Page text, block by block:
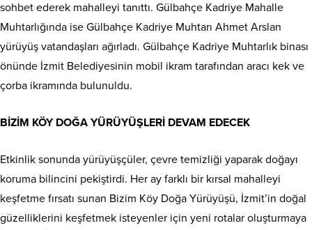
sohbet ederek mahalleyi tanıttı. Gülbahçe Kadriye Mahalle
Muhtarlığında ise Gülbahçe Kadriye Muhtarı Ahmet Arslan
yürüyüş vatandaşları ağırladı. Gülbahçe Kadriye Muhtarlık binası
önünde İzmit Belediyesinin mobil ikram tarafından aracı kek ve
çorba ikramında bulunuldu.
BİZİM KÖY DOĞA YÜRÜYÜŞLERİ DEVAM EDECEK
Etkinlik sonunda yürüyüşçüler, çevre temizliği yaparak doğayı
koruma bilincini pekiştirdi. Her ay farklı bir kırsal mahalleyi
keşfetme fırsatı sunan Bizim Köy Doğa Yürüyüşü, İzmit’in doğal
güzelliklerini keşfetmek isteyenler için yeni rotalar oluşturmaya